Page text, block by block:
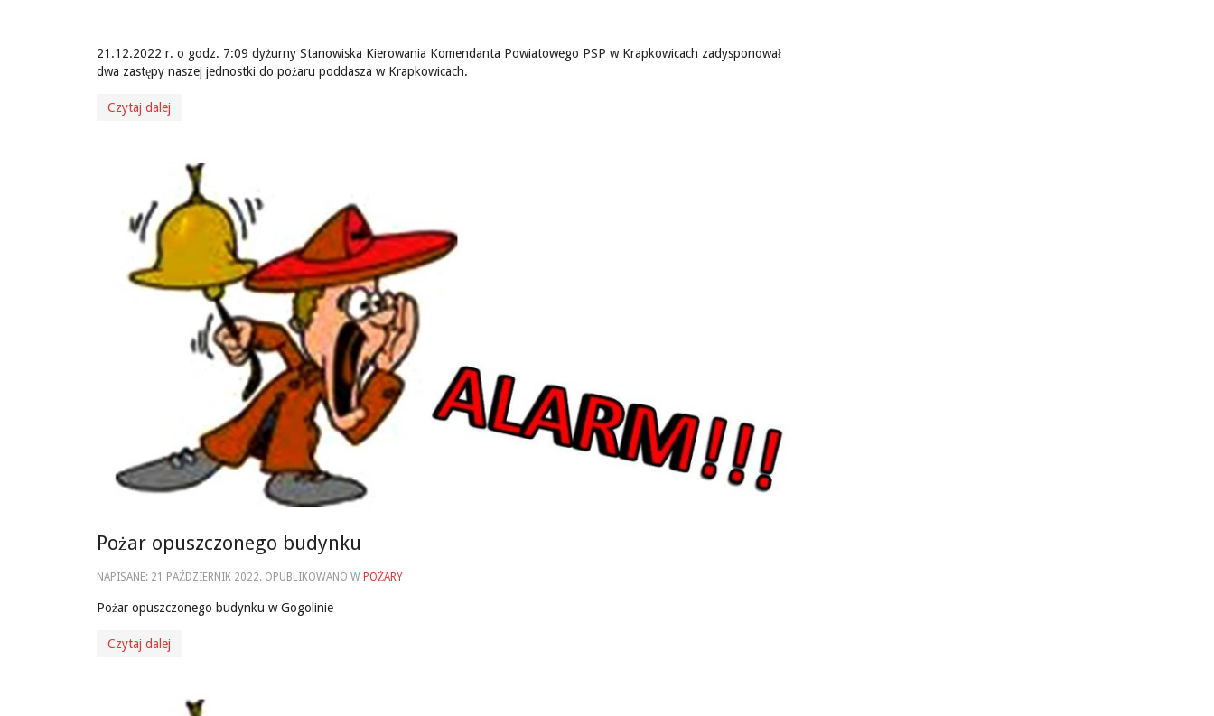
21.12.2022 r. o godz. 7:09 dyżurny Stanowiska Kierowania Komendanta Powiatowego PSP w Krapkowicach zadysponował
dwa zastępy naszej jednostki do pożaru poddasza w Krapkowicach.
Czytaj dalej
Pożar opuszczonego budynku
NAPISANE: 21 PAŹDZIERNIK 2022. OPUBLIKOWANO W POŻARY
Pożar opuszczonego budynku w Gogolinie
Czytaj dalej